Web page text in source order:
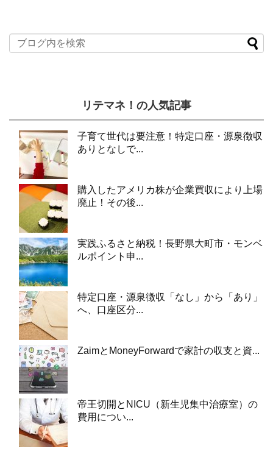
リテマネ！の人気記事
子育て世代は要注意！特定口座・源泉徴収
ありとなしで...
購入したアメリカ株が企業買収により上場
廃止！その後...
実践ふるさと納税！長野県大町市・モンベ
ルポイント申...
特定口座・源泉徴収「なし」から「あり」
へ、口座区分...
ZaimとMoneyForwardで家計の収支と資...
帝王切開とNICU（新生児集中治療室）の
費用につい...